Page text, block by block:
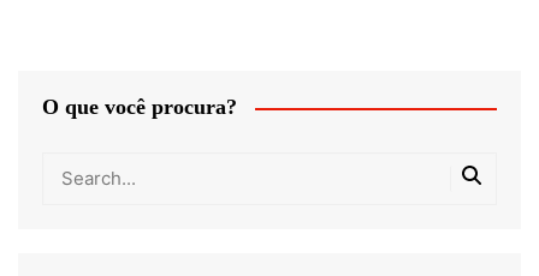
O que você procura?